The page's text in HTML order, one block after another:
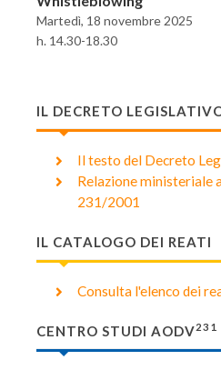
Martedì, 18 novembre 2025
h. 14.30-18.30
IL DECRETO
Il testo del Decreto
Relazione ministeriale
231/2001
IL CATALOGO DEI REATI
Consulta l'elenco dei
CENTRO STUDI AODV231